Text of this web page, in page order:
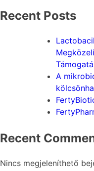
Recent Posts
A
Recent
Nincs megjeleníthető